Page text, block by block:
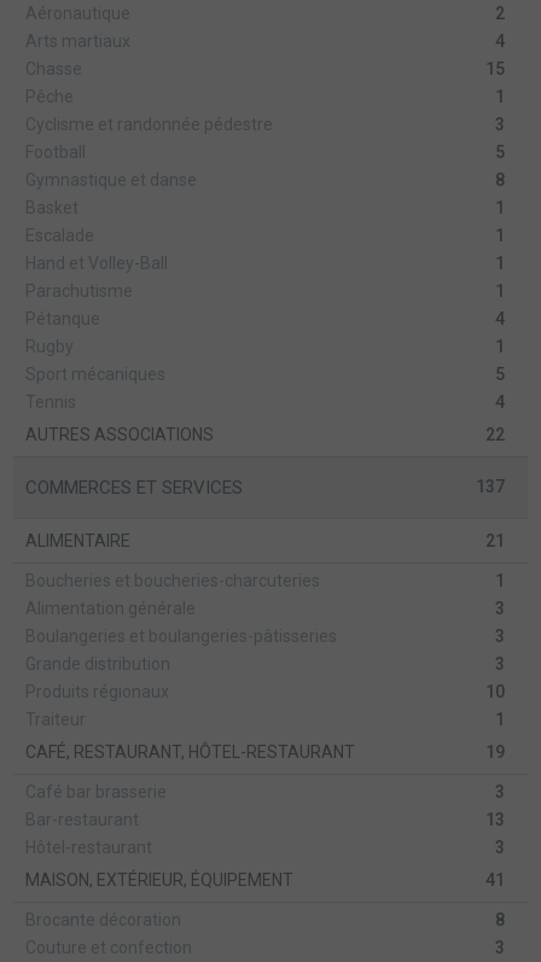
Aéronautique
2
Arts martiaux
4
Chasse
15
Pêche
1
Cyclisme et randonnée pédestre
3
Football
5
Gymnastique et danse
8
Basket
1
Escalade
1
Hand et Volley-Ball
1
Parachutisme
1
Pétanque
4
Rugby
1
Sport mécaniques
5
Tennis
4
AUTRES ASSOCIATIONS
22
COMMERCES ET SERVICES 137
ALIMENTAIRE 21
Boucheries et boucheries-charcuteries
1
Alimentation générale
3
Boulangeries et boulangeries-pâtisseries
3
Grande distribution
3
Produits régionaux
10
Traiteur
1
CAFÉ, RESTAURANT, HÔTEL-RESTAURANT
19
Café bar brasserie
3
Bar-restaurant
13
Hôtel-restaurant
3
MAISON, EXTÉRIEUR, ÉQUIPEMENT
41
Brocante décoration
8
Couture et confection
3